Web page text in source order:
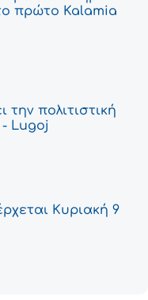
πρώτο Kalamia
την πολιτιστική
- Lugoj
Κυριακή 9